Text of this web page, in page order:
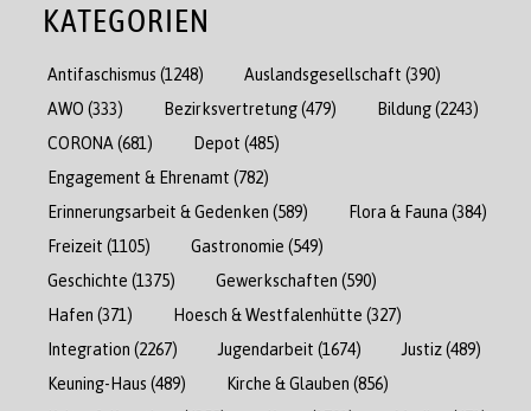
KATEGORIEN
Antifaschismus (1248) Auslandsgesellschaft (390)
AWO (333) Bezirksvertretung(479) Bildung(2243)
CORONA (681) Depot (485)
Engagement & Ehrenamt (782)
Erinnerungsarbeit & Gedenken (589) Flora & Fauna (384)
Freizeit (1105) Gastronomie (549)
Geschichte (1375) Gewerkschaften (590)
Hafen (371) Hoesch & Westfalenhütte (327)
Integration (2267) Jugendarbeit (1674) Justiz(489)
Keuning-Haus (489) Kirche & Glauben (856)